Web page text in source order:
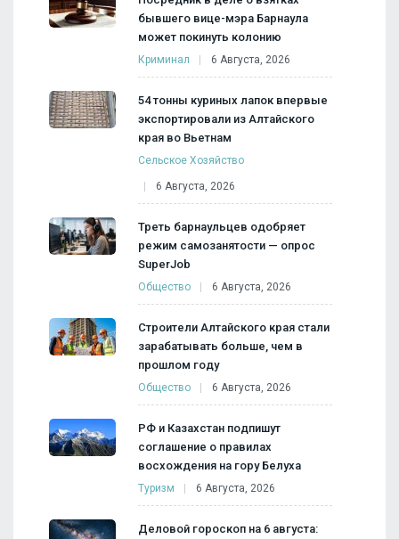
бывшего вице-мэра Барнаула
может покинуть колонию
Криминал 6 Августа, 2026
54 тонны куриных лапок впервые
экспортировали из Алтайского
края во Вьетнам
Сельское Хозяйство
6 Августа, 2026
Треть барнаульцев одобряет
режим самозанятости — опрос
SuperJob
Общество 6 Августа, 2026
Строители Алтайского края стали
зарабатывать больше, чем в
прошлом году
Общество 6 Августа, 2026
РФ и Казахстан подпишут
соглашение о правилах
восхождения на гору Белуха
Туризм 6 Августа, 2026
Деловой гороскоп на 6 августа: